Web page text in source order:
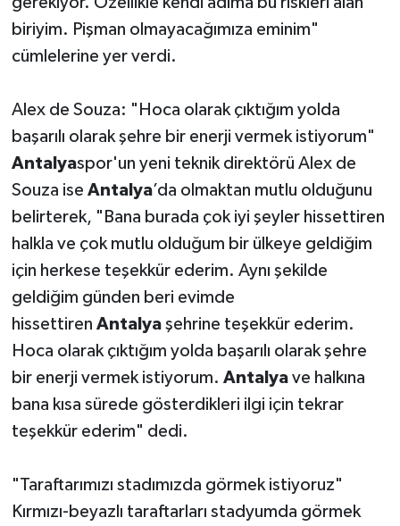
biriyim. Pişman olmayacağımıza eminim"
cümlelerine yer verdi.
Alex de Souza: "Hoca olarak çıktığım yolda
başarılı olarak şehre bir enerji vermek istiyorum"
Antalyaspor'un yeni teknik direktörü Alex de
Souza ise Antalya’da olmaktan mutlu olduğunu
belirterek, "Bana burada çok iyi şeyler hissettiren
halkla ve çok mutlu olduğum bir ülkeye geldiğim
için herkese teşekkür ederim. Aynı şekilde
geldiğim günden beri evimde
hissettiren Antalyaşehrine teşekkür ederim.
Hoca olarak çıktığım yolda başarılı olarak şehre
bir enerji vermek istiyorum. Antalyave halkına
bana kısa sürede gösterdikleri ilgi için tekrar
teşekkür ederim" dedi.
"Taraftarımızı stadımızda görmek istiyoruz"
Kırmızı-beyazlı taraftarları stadyumda görmek